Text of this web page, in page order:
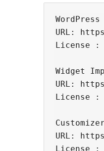
URL:
License :
Widget
URL:
License :
URL: